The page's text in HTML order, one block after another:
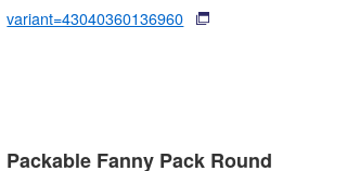
variant=43040360136960
Packable Fanny Pack Round